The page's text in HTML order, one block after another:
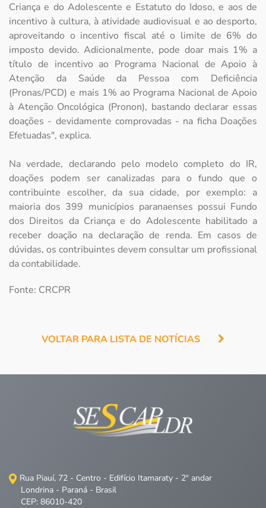
Criança e do Adolescente e Estatuto do Idoso, e aos de
incentivo à cultura, à atividade audiovisual e ao desporto,
aproveitando o incentivo fiscal até o limite de 6% do
imposto devido. Adicionalmente, pode doar mais 1% a
título de incentivo ao Programa Nacional de Apoio à
Atenção da Saúde da Pessoa com Deficiência
(Pronas/PCD) e mais 1% ao Programa Nacional de Apoio
à Atenção Oncológica (Pronon), bastando declarar essas
doações - devidamente comprovadas - na ficha Doações
Efetuadas", explica.
Na verdade, declarando pelo modelo completo do IR,
doações podem ser canalizadas para o fundo que o
contribuinte escolher, da sua cidade, por exemplo: a
maioria dos 399 municípios paranaenses possui Fundo
dos Direitos da Criança e do Adolescente habilitado a
receber doação na declaração de renda. Em casos de
dúvidas, os contribuintes devem consultar um profissional
da contabilidade.
Fonte: CRCPR
VOLTAR PARA LISTA DE NOTÍCIAS
Rua Piauí, 72 - Centro - Edifício Itamaraty - 2º andar
Londrina - Paraná - Brasil
CEP: 86010-420